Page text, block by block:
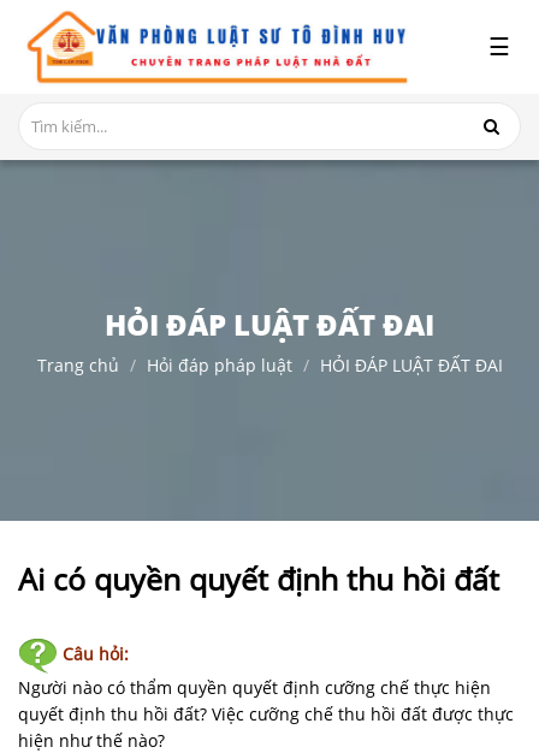
GIỚI
THIỆU
DỊCH
TỤC
ĐẤT
BẢN
-
BIỂU
MẪU
☰
HỎI ĐÁP LUẬT ĐẤT ĐAI
Trang chủ Hỏi đáp pháp luật HỎI ĐÁP LUẬT ĐẤT ĐAI
Ai có quyền quyết định thu hồi đất
Câu hỏi:
Người nào có thẩm quyền quyết định cưỡng chế thực hiện
quyết định thu hồi đất? Việc cưỡng chế thu hồi đất được thực
hiện như thế nào?